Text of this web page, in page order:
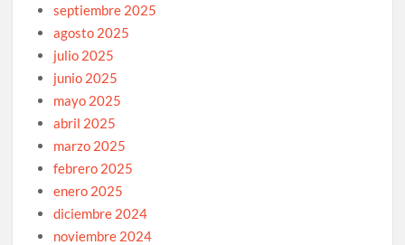
septiembre 2025
agosto 2025
julio 2025
junio 2025
mayo 2025
abril 2025
marzo 2025
febrero 2025
enero 2025
diciembre 2024
noviembre 2024